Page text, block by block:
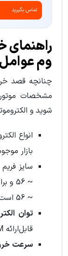
تماس بگیرید
راهنمای
وم
مشخصات
شوید و
بازار
~ 56 است.
توان
قابل‌ارائه VEM از 0.25 تا 500 کیلووات است.
سرعت